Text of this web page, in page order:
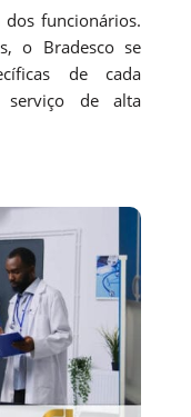
funcionários.
o Bradesco se
de cada
serviço de alta